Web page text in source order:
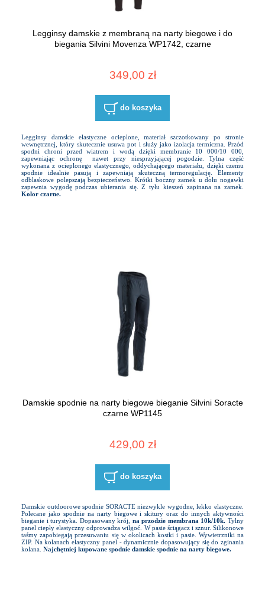
Legginsy damskie z membraną na narty biegowe i do
biegania Silvini Movenza WP1742, czarne
349,00 zł
do koszyka
Legginsy damskie elastyczne ocieplone, materiał szczotkowany po stronie
wewnętrznej, który skutecznie usuwa pot i służy jako izolacja termiczna. Przód
spodni chroni przed wiatrem i wodą dzięki membranie 10 000/10 000,
zapewniając ochronę nawet przy niesprzyjającej pogodzie. Tylna część
wykonana z ocieplonego elastycznego, oddychającego materiału, dzięki czemu
spodnie idealnie pasują i zapewniają skuteczną termoregulację. Elementy
odblaskowe polepszają bezpieczeństwo. Krótki boczny zamek u dołu nogawki
zapewnia wygodę podczas ubierania się. Z tyłu kieszeń zapinana na zamek.
Kolor czarne.
Damskie spodnie na narty biegowe bieganie Silvini Soracte
czarne WP1145
429,00 zł
do koszyka
Damskie outdoorowe spodnie SORACTE niezwykle wygodne, lekko elastyczne.
Polecane jako spodnie na narty biegowe i skitury oraz do innych aktywności
bieganie i turystyka. Dopasowany krój, na przodzie membrana 10k/10k. Tylny
panel ciepły elastyczny odprowadza wilgoć. W pasie ściągacz i sznur. Silikonowe
taśmy zapobiegają przesuwaniu się w okolicach kostki i pasie. Wywietrzniki na
ZIP. Na kolanach elastyczny panel - dynamicznie dopasowujący się do zginania
kolana. Najchętniej kupowane spodnie damskie spodnie na narty biegowe.